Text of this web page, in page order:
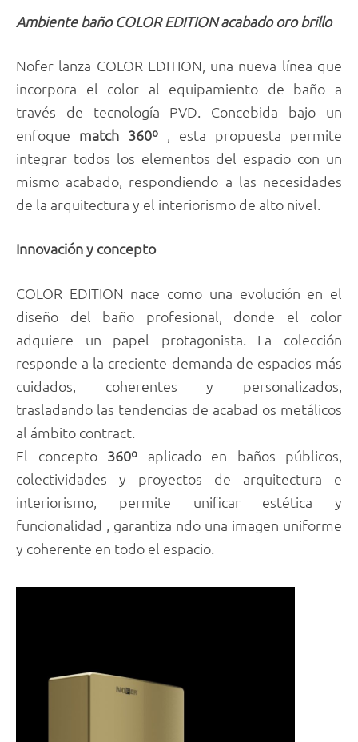
Ambiente baño COLOR EDITION acabado oro brillo
Nofer lanza COLOR EDITION, una nueva línea que
incorpora el color al equipamiento de baño a
través de tecnología PVD. Concebida bajo un
enfoque match 360º , esta propuesta permite
integrar todos los elementos del espacio con un
mismo acabado, respondiendo a las necesidades
de la arquitectura y el interiorismo de alto nivel.
Innovación y concepto
COLOR EDITION nace como una evolución en el
diseño del baño profesional, donde el color
adquiere un papel protagonista. La colección
responde a la creciente demanda de espacios más
cuidados, coherentes y personalizados,
trasladando las tendencias de acabad os metálicos
al ámbito contract.
El concepto 360º aplicado en baños públicos,
colectividades y proyectos de arquitectura e
interiorismo, permite unificar estética y
funcionalidad , garantiza ndo una imagen uniforme
y coherente en todo el espacio.